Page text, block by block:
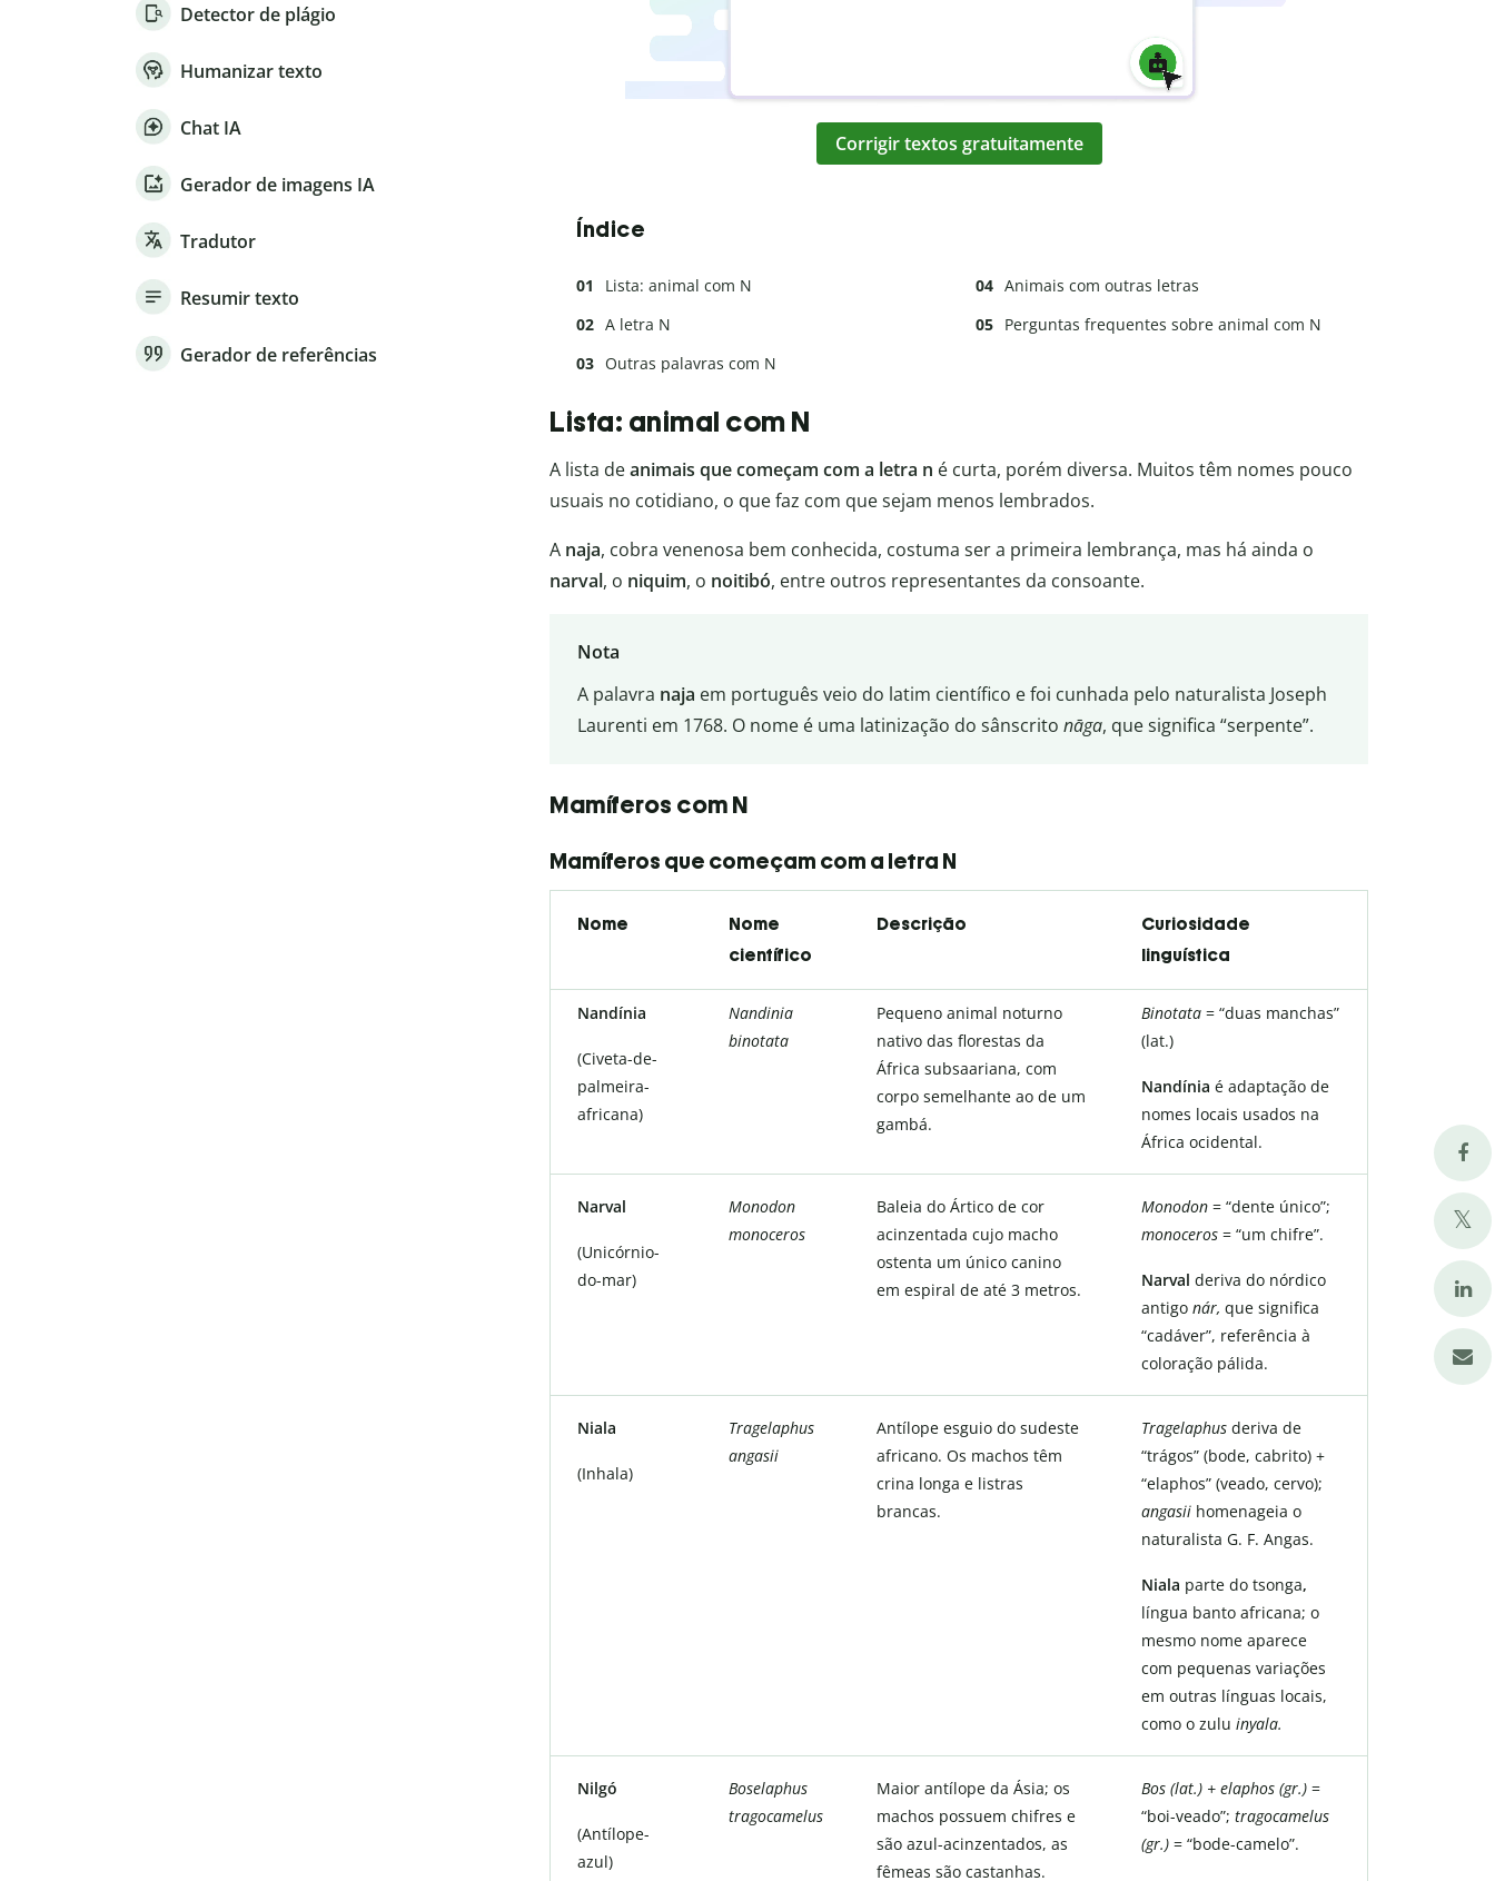
Corrigir textos gratuitamente
Índice
Lista: animal com N
A letra N
Outras palavras com N
Animais com outras letras
Perguntas frequentes sobre animal com N
Lista: animal com N
A lista deanimais que começam com a letra n é curta, porém diversa. Muitos têm nomes pouco
usuais no cotidiano, o que faz com que sejam menos lembrados.
A naja, cobra venenosa bem conhecida, costuma ser a primeira lembrança, mas há ainda o
narval, o niquim, o noitibó, entre outros representantes da consoante.
Nota
A palavra naja em português veio do latim científico e foi cunhada pelo naturalista Joseph
Laurenti em 1768. O nome é uma latinização do sânscrito nāga, que significa “serpente”.
Mamíferos com N
Mamíferos que começam com a letra N
Nome
Nome
científico
Descrição
Curiosidade
linguística
Nandínia
(Civeta-de-
palmeira-
africana)
Nandinia
binotata
Pequeno animal noturno
nativo das florestas da
África subsaariana, com
corpo semelhante ao de um
gambá.
Binotata = “duas manchas”
(lat.)
Nandínia é adaptação de
nomes locais usados na
África ocidental.
Narval
(Unicórnio-
do-mar)
Monodon
monoceros
Baleia do Ártico de cor
acinzentada cujo macho
ostenta um único canino
em espiral de até 3 metros.
Monodon = “dente único”;
monoceros = “um chifre”.
Narval deriva do nórdico
antigo nár, que significa
“cadáver”, referência à
coloração pálida.
Niala
(Inhala)
Tragelaphus
angasii
Antílope esguio do sudeste
africano. Os machos têm
crina longa e listras
brancas.
Tragelaphus deriva de
“trágos” (bode, cabrito) +
“elaphos” (veado, cervo);
angasii homenageia o
naturalista G. F. Angas.
Niala parte do tsonga,
língua banto africana; o
mesmo nome aparece
com pequenas variações
em outras línguas locais,
como o zulu inyala.
Nilgó
(Antílope-
azul)
Boselaphus
tragocamelus
Maior antílope da Ásia; os
machos possuem chifres e
são azul-acinzentados, as
fêmeas são castanhas.
Bos (lat.) + elaphos (gr.) =
“boi-veado”; tragocamelus
(gr.) = “bode-camelo”.
Detector de plágio
Humanizar texto
Chat IA
Gerador de imagens IA
Tradutor
Resumir texto
Gerador de referências